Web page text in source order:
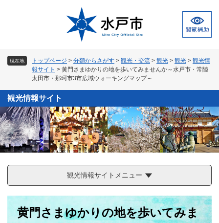
文
へ
現在地 トップページ > 分類からさがす > 観光・交流 > 観光 > 観光 > 観光情
報サイト > 黄門さまゆかりの地を歩いてみませんか～水戸市・常陸
太田市・那珂市3市広域ウォーキングマップ～
観光情報サイト
観光情報サイトメニュー
黄門さまゆかりの地を歩いてみま